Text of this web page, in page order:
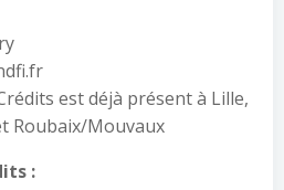
est déjà présent à Lille,
Roubaix/Mouvaux
: